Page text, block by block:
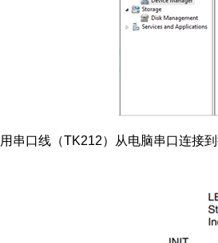
用串口线（TK212）从电脑串口连接